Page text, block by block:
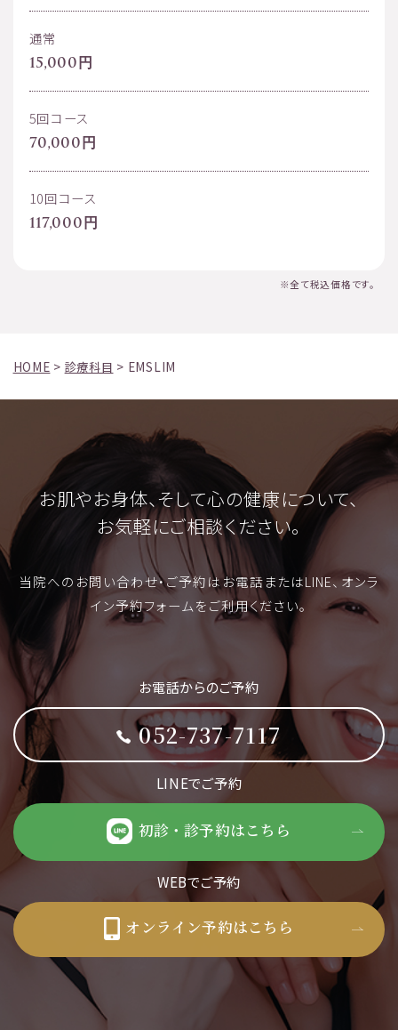
通常
15,000円
5回コース
70,000円
10回コース
117,000円
※全て税込価格です。
HOME > 診療科目 > EMSLIM
お肌やお身体、そして心の健康について、
お気軽にご相談ください。
当院へのお問い合わせ・ご予約はお電話またはLINE、オンラ
イン予約フォームをご利用ください。
お電話からのご予約
052-737-7117
LINEでご予約
初診・診予約はこちら
WEBでご予約
オンライン予約はこちら